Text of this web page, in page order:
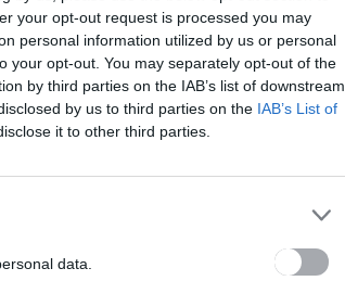
your opt-out request is processed you may
personal information utilized by us or personal
your opt-out. You may separately opt-out of the
by third parties on the IAB’s list of downstream
by us to third parties on the IAB’s List of
it to other third parties.
data.